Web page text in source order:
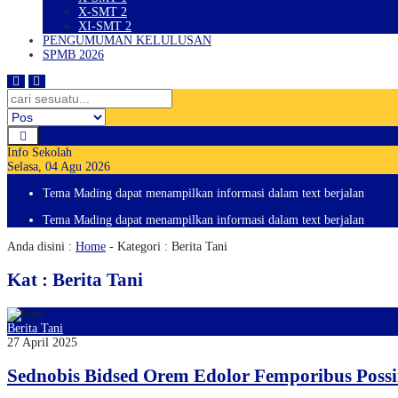
X-SMT 2
XI-SMT 2
PENGUMUMAN KELULUSAN
SPMB 2026
Info Sekolah
Selasa, 04 Agu 2026
Tema Mading dapat menampilkan informasi dalam text berjalan
Tema Mading dapat menampilkan informasi dalam text berjalan
Anda disini : Home - Kategori : Berita Tani
Kat : Berita Tani
Berita Tani
27 April 2025
Sednobis Bidsed Orem Edolor Femporibus